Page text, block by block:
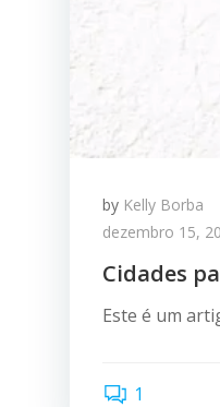
by Kelly Borba
dezembro 15,
Cidades
Este é um
1